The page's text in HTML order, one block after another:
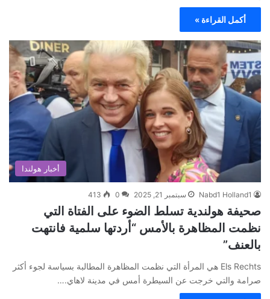
أكمل القراءة »
أخبار هولندا
Nabd1 Holland1 سبتمبر 21, 2025 0
413
صحيفة هولندية تسلط الضوء على الفتاة التي
نظمت المظاهرة بالأمس “أردتها سلمية فانتهت
بالعنف”
Els Rechts هي المرأة التي نظمت المظاهرة المطالبة بسياسة لجوء أكثر
صرامة والتي خرجت عن السيطرة أمس في مدينة لاهاي.…